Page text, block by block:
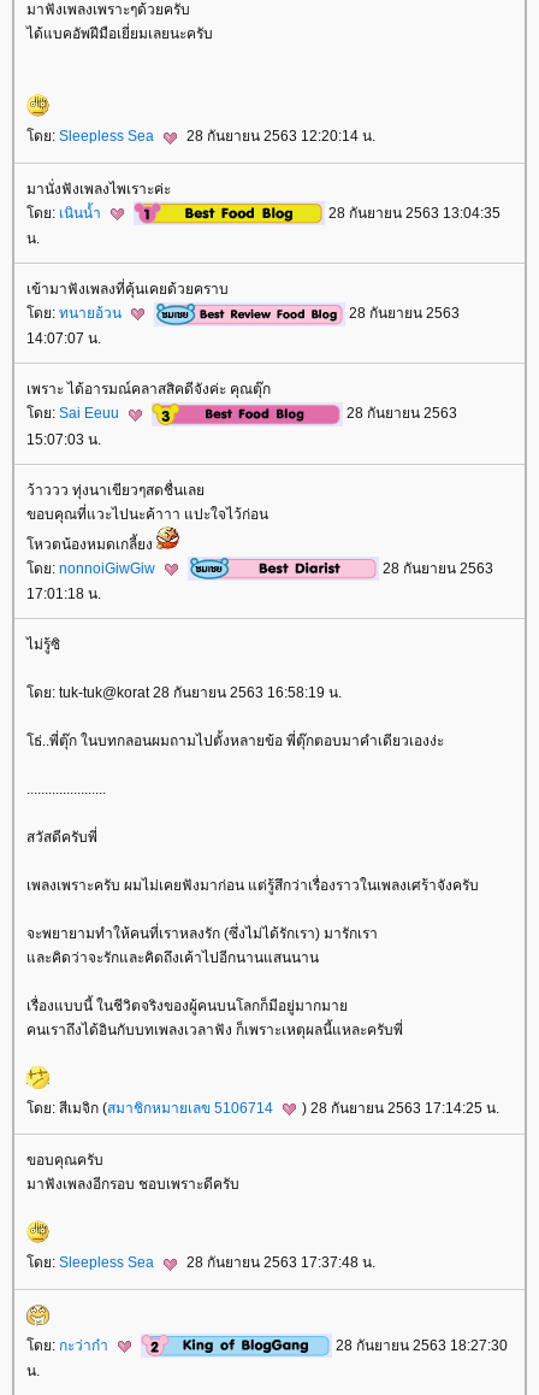
มาฟังเพลงเพราะๆด้วยครับ
ได้แบคอัพฝีมือเยี่ยมเลยนะครับ
ดย: Sleepless Sea 28 กันยายน 2563 12:20:14 น.
มานั่งฟังเพลงไพเราะค่ะ
ดย: เนินน้ำ
28 กันยายน 2563 13:04:35
น.
เข้ามาฟังเพลงที่คุ้นเคยด้วยคราบ
ดย: ทนายอ้วน
28 กันยายน 2563
14:07:07 น.
เพราะ ได้อารมณ์คลาสสิคดีจังค่ะ คุณตุ๊ก
ดย: Sai Eeuu
28 กันยายน 2563
15:07:03 น.
ว้าววว ทุ่งนาเขียวๆสดชื่นเล
ขอบคุณที่แวะไปนะค้าาา แปะใจไว้ก่อน
หวตน้องหมดเกลี้ยง
ดย: nonnoiGiwGiw
28 กันยายน 2563
17:01:18 น.
ไม่รู้ซิ
ดย: tuk-tuk@korat 28 กันยายน 2563 16:58:19 น.
ธ่..พี่ตุ๊ก ในบทกลอนผมถามไปตั้งหลายข้อ พี่ตุ๊กตอบมาคำเดียวเองง่ะ
......................
สวัสดีครับพี่
เพลงเพราะครับ ผมไม่เคยฟังมาก่อน แต่รู้สึกว่าเรื่องราวในเพลงเศร้าจังครับ
จะพยายามทำให้คนที่เราหลงรัก (ซึ่งไม่ได้รักเรา) มารักเรา
ละคิดว่าจะรักและคิดถึงเค้าไปอีกนานแสนนาน
เรื่องแบบนี้ ในชีวิตจริงของผู้คนบนโลกก็มีอยู่มากมา
คนเราถึงได้อินกับบทเพลงเวลาฟัง ก็เพราะเหตุผลนี้แหละครับพี่
ดย: สีเมจิก (สมาชิกหมายเลข 5106714 ) 28 กันยายน 2563 17:14:25 น.
ขอบคุณครับ
มาฟังเพลงอีกรอบ ชอบเพราะดีครับ
ดย: Sleepless Sea 28 กันยายน 2563 17:37:48 น.
ดย: กะว่าก๋า
28 กันยายน 2563 18:27:30
น.